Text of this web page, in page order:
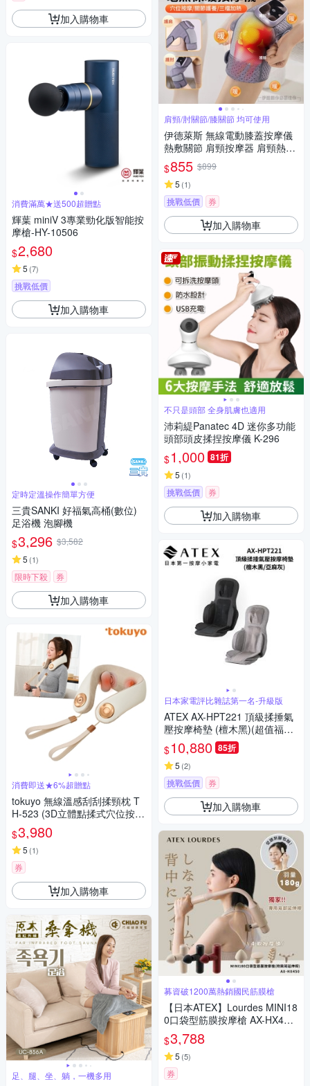
加入購物車
消費滿萬★送500超贈點
輝葉 miniV 3專業勁化版智能按
摩槍-HY-10506
$2,680
5 (7)
挑戰低價
加入購物車
定時定溫操作簡單方便
三貴SANKI 好福氣高桶(數位)
足浴機 泡腳機
$3,296 $3,582
5 (1)
限時下殺 券
加入購物車
消費即送★6%超贈點
tokuyo 無線溫感刮刮揉頸枕 T
H-523 (3D立體點揉式穴位按摩
/ 頸部按摩深層有感)
$3,980
5 (1)
券
加入購物車
足、腿、坐、躺，一機多用
肩頸/肘關節/膝關節 均可使用
伊德萊斯 無線電動膝蓋按摩儀
熱敷關節 肩頸按摩器 肩頸熱敷
墊 保暖護膝 交換節禮物
$855 $899
5 (1)
挑戰低價 券
加入購物車
不只是頭部 全身肌膚也適用
沛莉緹Panatec 4D 迷你多功能
頭部頭皮揉捏按摩儀 K-296
$1,000 81折
5 (1)
挑戰低價 券
加入購物車
日本家電評比雜誌第一名-升級版
ATEX AX-HPT221 頂級揉捶氣
壓按摩椅墊 (檀木黑)(超值福利
品)
$10,880 85折
5 (2)
挑戰低價 券
加入購物車
募資破1200萬熱銷國民筋膜槍
【日本ATEX】Lourdes MINI18
0口袋型筋膜按摩槍 AX-HX450
(附肩背伸縮桿)-3色任選
$3,788
5 (5)
券